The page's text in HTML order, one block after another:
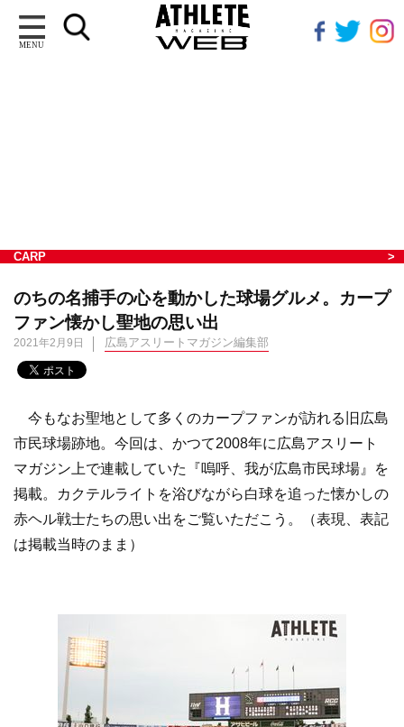
MENU
CARP
のちの名捕手の心を動かした球場グルメ。カープ
ファン懐かし聖地の思い出
2021年2月9日 広島アスリートマガジン編集部
今もなお聖地として多くのカープファンが訪れる旧広島
市民球場跡地。今回は、かつて2008年に広島アスリート
マガジン上で連載していた『嗚呼、我が広島市民球場』を
掲載。カクテルライトを浴びながら白球を追った懐かしの
赤ヘル戦士たちの思い出をご覧いただこう。（表現、表記
は掲載当時のまま）